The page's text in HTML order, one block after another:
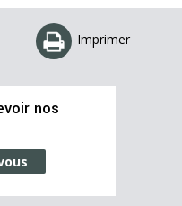
Imprimer
nos